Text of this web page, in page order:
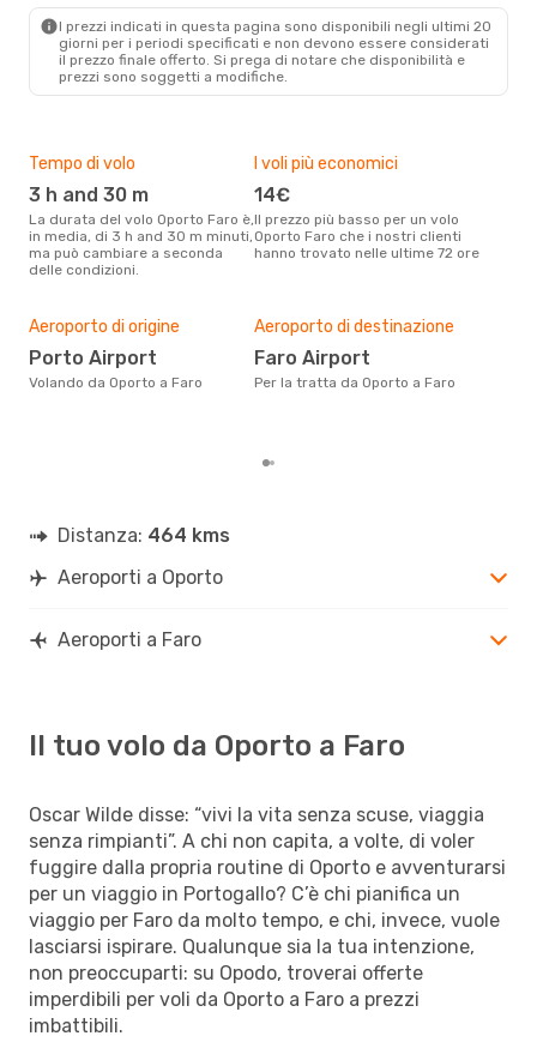
I prezzi indicati in questa pagina sono disponibili negli ultimi 20
giorni per i periodi specificati e non devono essere considerati
il ​​prezzo finale offerto. Si prega di notare che disponibilità e
prezzi sono soggetti a modifiche.
Tempo di volo
3 h and 30 m
La durata del volo Oporto Faro è,
in media, di 3 h and 30 m minuti,
ma può cambiare a seconda
delle condizioni.
I voli più economici
14€
Il prezzo più basso per un volo
Oporto Faro che i nostri clienti
hanno trovato nelle ultime 72 ore
Aeroporto di origine
Porto Airport
Volando da Oporto a Faro
Aeroporto di destinazione
Faro Airport
Per la tratta da Oporto a Faro
Distanza: 464 kms
Aeroporti a Oporto
Aeroporti a Faro
Il tuo volo da Oporto a Faro
Oscar Wilde disse: “vivi la vita senza scuse, viaggia
senza rimpianti”. A chi non capita, a volte, di voler
fuggire dalla propria routine di Oporto e avventurarsi
per un viaggio in Portogallo? C’è chi pianifica un
viaggio per Faro da molto tempo, e chi, invece, vuole
lasciarsi ispirare. Qualunque sia la tua intenzione,
non preoccuparti: su Opodo, troverai offerte
imperdibili per voli da Oporto a Faro a prezzi
imbattibili.